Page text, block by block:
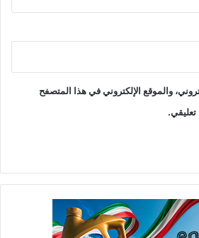
والموقع الإلكتروني في هذا المتصفح
تعليقي.